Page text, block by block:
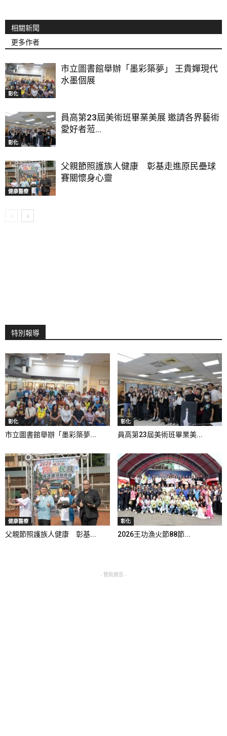
相關新聞
更多作者
彰化
市立圖書館舉辦「墨彩築夢」 王貴嬋現代
水墨個展
彰化
員高第23屆美術班畢業美展 邀請各界藝術
愛好者蒞...
健康醫療
父親節照護族人健康 彰基走進原民壘球
賽關懷身心靈
特別報導
彰化
市立圖書館舉辦「墨彩築夢...
彰化
員高第23屆美術班畢業美...
健康醫療
父親節照護族人健康 彰基...
彰化
2026王功漁火節88節...
- 贊助廣告 -